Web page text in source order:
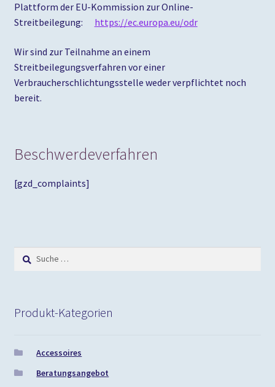
Plattform der EU-Kommission zur Online-
Streitbeilegung:
https://ec.europa.eu/odr
Wir sind zur Teilnahme an einem
Streitbeilegungsverfahren vor einer
Verbraucherschlichtungsstelle weder verpflichtet noch
bereit.
Beschwerdeverfahren
[gzd_complaints]
Suche
nach:
Produkt-Kategorien
Accessoires
Beratungsangebot